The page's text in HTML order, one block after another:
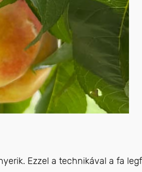
Ezzel a technikával a fa